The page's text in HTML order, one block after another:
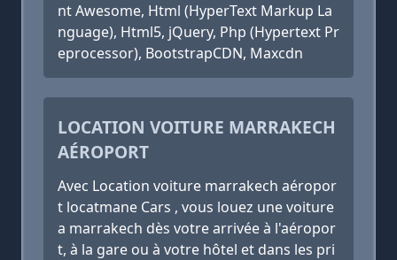
nt Awesome, Html (HyperText Markup La
nguage), Html5, jQuery, Php (Hypertext Pr
eprocessor), BootstrapCDN, Maxcdn
LOCATION VOITURE MARRAKECH
AÉROPORT
Avec Location voiture marrakech aéropor
t locatmane Cars , vous louez une voiture
a marrakech dès votre arrivée à l'aéropor
t, à la gare ou à votre hôtel et dans les pri